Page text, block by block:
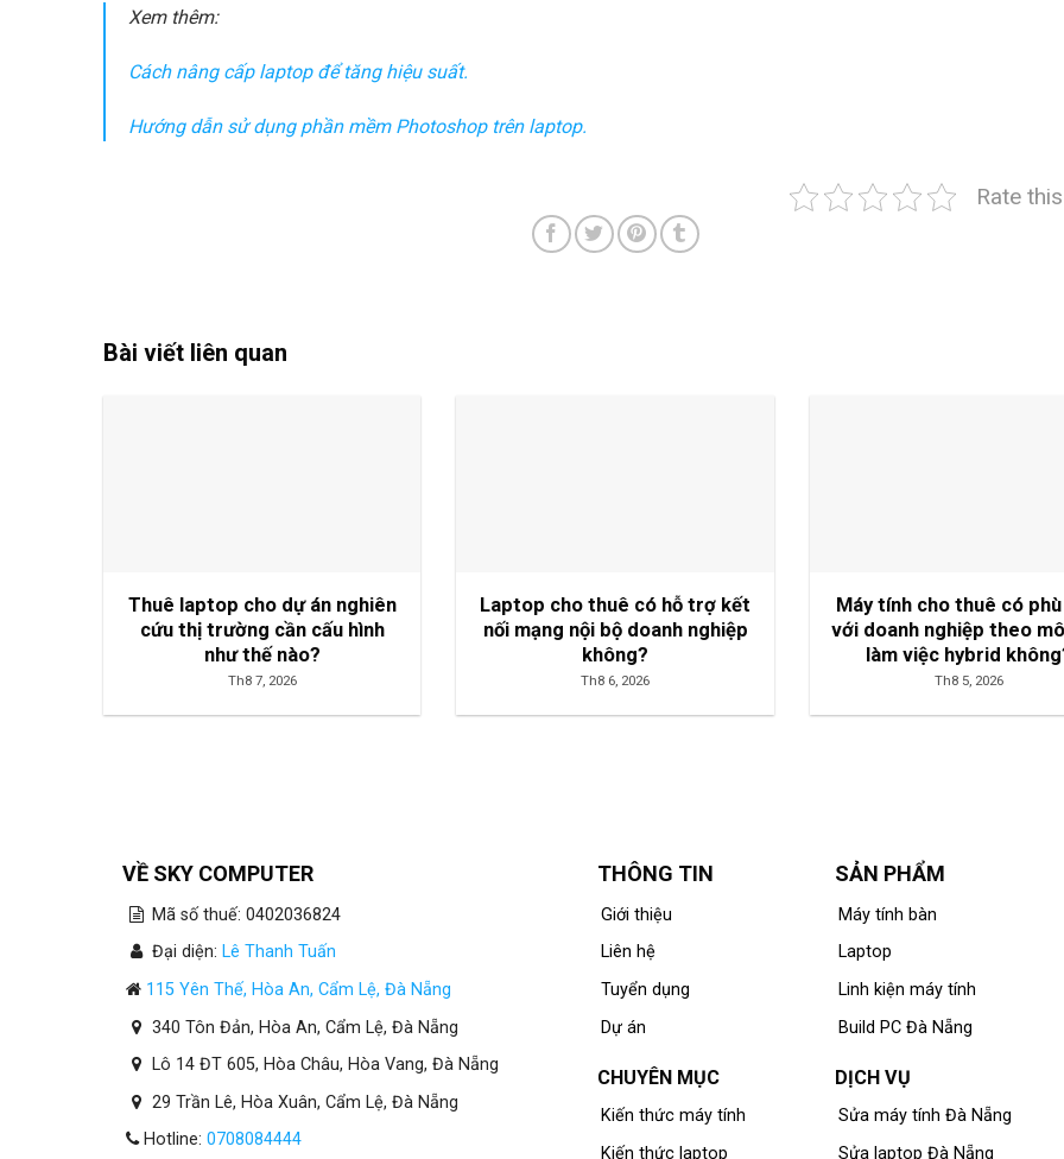
Xem thêm:
Cách nâng cấp laptop để tăng hiệu suất.
Hướng dẫn sử dụng phần mềm Photoshop trên laptop.
Rate
Bài viết liên quan
Thuê laptop cho dự án nghiên
cứu thị trường cần cấu hình
như thế nào?
Th8 7, 2026
Laptop cho thuê có hỗ trợ kết
nối mạng nội bộ doanh nghiệp
không?
Th8 6, 2026
Máy tính cho thuê có
với doanh nghiệp theo
làm việc hybrid
Th8 5, 2026
VỀ SKY COMPUTER
Mã số thuế: 0402036824
Đại diện: Lê Thanh Tuấn
115 Yên Thế, Hòa An, Cẩm Lệ, Đà Nẵng
340 Tôn Đản, Hòa An, Cẩm Lệ, Đà Nẵng
Lô 14 ĐT 605, Hòa Châu, Hòa Vang, Đà Nẵng
29 Trần Lê, Hòa Xuân, Cẩm Lệ, Đà Nẵng
Hotline: 0708084444
THÔNG TIN
Giới thiệu
Liên hệ
Tuyển dụng
Dự án
CHUYÊN MỤC
Kiến thức máy tính
Kiến thức laptop
SẢN PHẨM
Máy tính bàn
Laptop
Linh kiện máy tính
Build PC Đà Nẵng
DỊCH VỤ
Sửa máy tính Đà Nẵng
Sửa laptop Đà Nẵng